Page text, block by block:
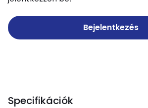
Bejelentkezés
Specifikációk